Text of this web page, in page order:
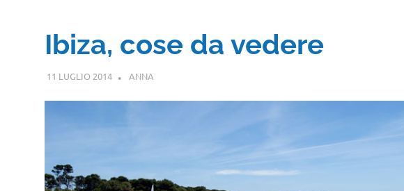
Ibiza, cose da vedere
11 LUGLIO 2014 ANNA